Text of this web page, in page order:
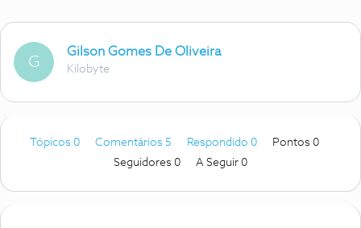
G
Gilson Gomes De Oliveira
Kilobyte
Tópicos 0 Comentários 5 Respondido 0
Pontos 0
Seguidores 0 A Seguir 0